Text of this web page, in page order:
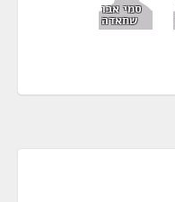
סמי אבו
שחאדה